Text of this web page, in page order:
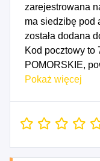
zarejestrowana
ma siedzibę pod
została dodana
Kod pocztowy to
POMORSKIE,
Podatkowej NIP
działalności
Pokaż więcej